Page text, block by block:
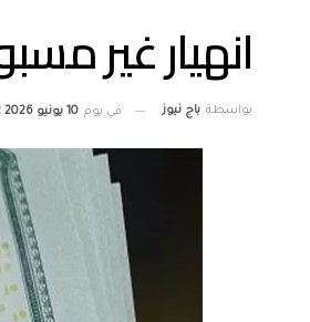
انهيار غير
بواسطة باج نيوز في يوم 10 يونيو 2026 5:22 ص